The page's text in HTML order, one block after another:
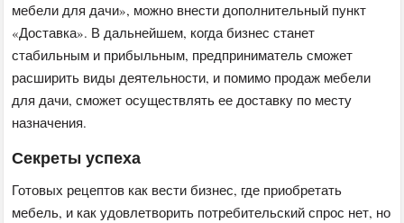
мебели для дачи», можно внести дополнительный пункт
«Доставка». В дальнейшем, когда бизнес станет
стабильным и прибыльным, предприниматель сможет
расширить виды деятельности, и помимо продаж мебели
для дачи, сможет осуществлять ее доставку по месту
назначения.
Секреты успеха
Готовых рецептов как вести бизнес, где приобретать
мебель, и как удовлетворить потребительский спрос нет, но